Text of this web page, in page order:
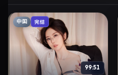
中国 完结
99:51